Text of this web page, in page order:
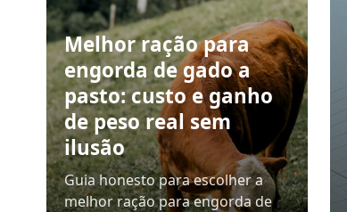
Melhor ração para
engorda de gado a
pasto: custo e ganho
de peso real sem
ilusão
Guia honesto para escolher a
melhor ração para engorda de